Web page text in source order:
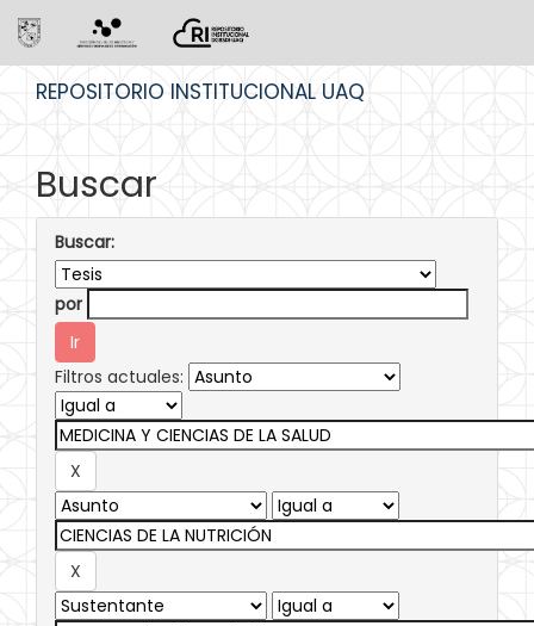
REPOSITORIO INSTITUCIONAL UAQ
Buscar
Buscar:
por
Filtros actuales: